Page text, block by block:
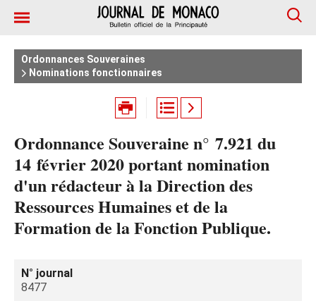
Ordonnances Souveraines
Nominations fonctionnaires
Ordonnance Souveraine n° 7.921 du
14 février 2020 portant nomination
d'un rédacteur à la Direction des
Ressources Humaines et de la
Formation de la Fonction Publique.
N° journal
8477